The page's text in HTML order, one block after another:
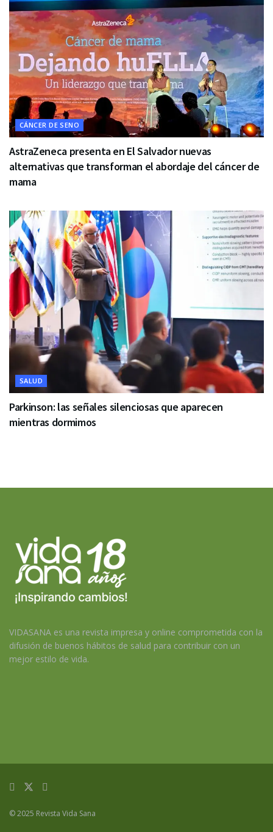
CÁNCER DE SENO
AstraZeneca presenta en El Salvador nuevas
alternativas que transforman el abordaje del cáncer de
mama
SALUD
Parkinson: las señales silenciosas que aparecen
mientras dormimos
VIDASANA es una revista impresa y online comprometida con la
difusión de buenos hábitos de salud para contribuir con un
mejor estilo de vida.
© 2025 Revista Vida Sana